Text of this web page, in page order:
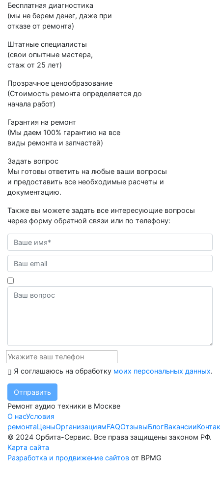
Бесплатная диагностика
(мы не берем денег, даже при
отказе от ремонта)
Штатные специалисты
(свои опытные мастера,
стаж от 25 лет)
Прозрачное ценообразование
(Стоимость ремонта определяется до
начала работ)
Гарантия на ремонт
(Мы даем 100% гарантию на все
виды ремонта и запчастей)
Задать вопрос
Мы готовы ответить на любые ваши вопросы
и предоставить все необходимые расчеты и
документацию.
Также вы можете задать все интересующие вопросы
через форму обратной связи или по телефону:
Я соглашаюсь на обработку моих персональных данных.
Отправить
Ремонт аудио техники в Москве
О насУсловия
ремонтаЦеныОрганизациямFAQОтзывыБлогВакансии
© 2024 Орбита-Сервис. Все права защищены законом РФ.
Карта сайта
Разработка и продвижение сайтов от BPMG